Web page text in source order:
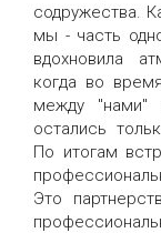
содружества.
мы - часть
вдохновила
когда во
между "нами"
остались
По итогам
Это